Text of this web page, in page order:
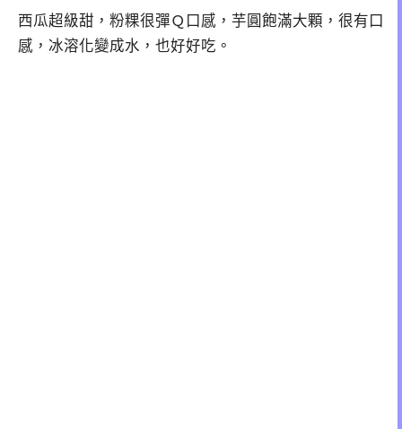
西瓜超級甜，粉粿很彈Ｑ口感，芋圓飽滿大顆，很有口
感，冰溶化變成水，也好好吃。